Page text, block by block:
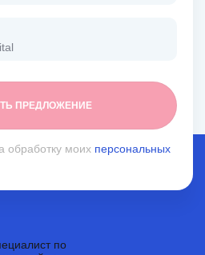
обработку моих персональных